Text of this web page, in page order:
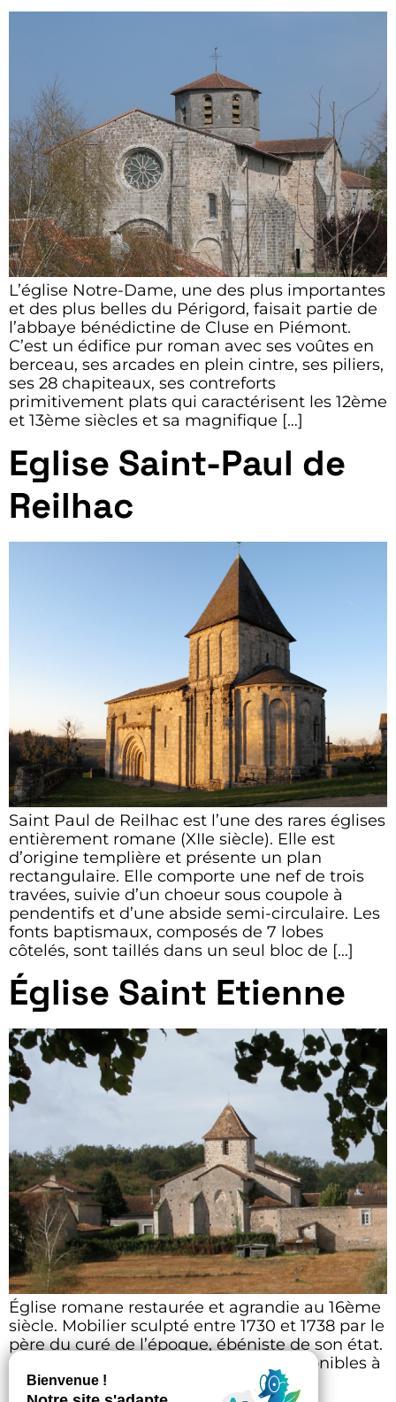
L’église Notre-Dame, une des plus importantes
et des plus belles du Périgord, faisait partie de
l’abbaye bénédictine de Cluse en Piémont.
C’est un édifice pur roman avec ses voûtes en
berceau, ses arcades en plein cintre, ses piliers,
ses 28 chapiteaux, ses contreforts
primitivement plats qui caractérisent les 12ème
et 13ème siècles et sa magnifique […]
Eglise Saint-Paul de
Reilhac
Saint Paul de Reilhac est l’une des rares églises
entièrement romane (XIIe siècle). Elle est
d’origine templière et présente un plan
rectangulaire. Elle comporte une nef de trois
travées, suivie d’un choeur sous coupole à
pendentifs et d’une abside semi-circulaire. Les
fonts baptismaux, composés de 7 lobes
côtelés, sont taillés dans un seul bloc de […]
Église Saint Etienne
Église romane restaurée et agrandie au 16ème
siècle. Mobilier sculpté entre 1730 et 1738 par le
père du curé de l’époque, ébéniste de son état.
Fresques d’un grand intérêt. Clés disponibles à
la mairie.